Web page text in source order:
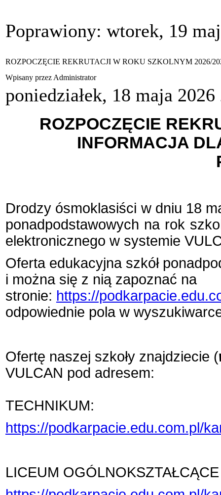
Poprawiony: wtorek, 19
ROZPOCZĘCIE REKRUTACJI W ROKU SZKOLNYM 2026/
Wpisany przez Administrator
poniedziałek, 18 maja 2026
ROZPOCZĘCIE
INFORMACJA
Drodzy ósmoklasiści w dniu 18
ponadpodstawowych na rok
elektronicznego w systemie
Oferta edukacyjna szkół
i można się z nią zapoznać na
stronie: https://
odpowiednie pola w
Ofertę naszej szkoły znajdziecie (
VULCAN pod adresem:
TECHNIKUM:
https://podkarpacie.edu.com.pl/
LICEUM